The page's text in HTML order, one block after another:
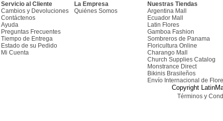
Servicio al Cliente
Cambios y Devoluciones
Contáctenos
Ayuda
Preguntas Frecuentes
Tiempo de Entrega
Estado de su Pedido
Mi Cuenta
La Empresa
Quiénes Somos
Nuestras Tiendas
Argentina Mall
Ecuador Mall
Latin Flores
Gamboa Fashion
Sombreros de Panama
Floricultura Online
Charango Mall
Church Supplies Catalog
Monstrance Direct
Bikinis Brasileños
Envío Internacional de
Copyright
Términos y